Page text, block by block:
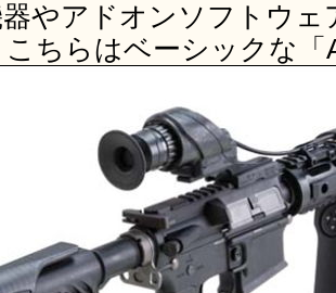
やアドオンソフトウ
ちらはベーシックな「